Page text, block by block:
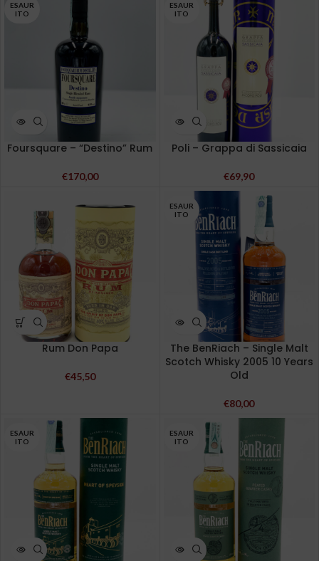
ESAUR
ITO
Foursquare – “Destino” Rum
€170,00
ESAUR
ITO
Poli – Grappa di Sassicaia
€69,90
Rum Don Papa
€45,50
ESAUR
ITO
The BenRiach – Single Malt
Scotch Whisky 2005 10 Years
Old
€80,00
ESAUR
ITO
ESAUR
ITO